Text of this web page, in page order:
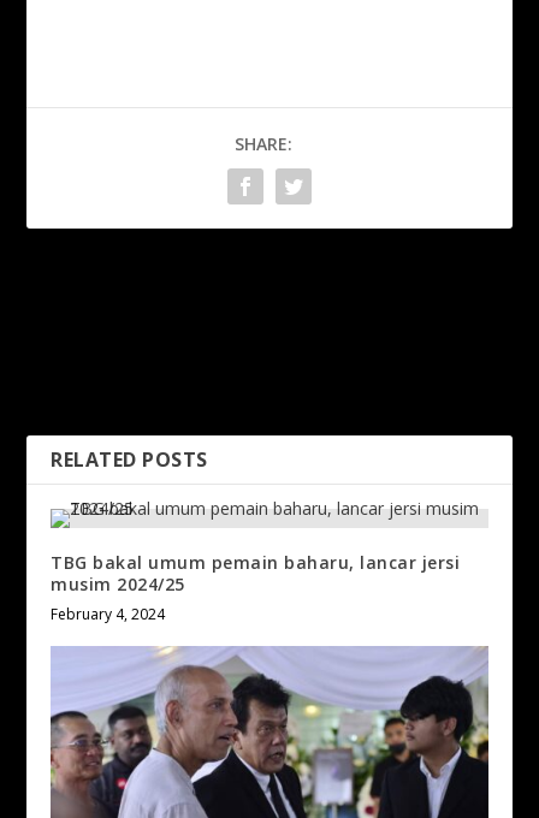
SHARE:
RELATED POSTS
TBG bakal umum pemain baharu, lancar jersi
musim 2024/25
February 4, 2024